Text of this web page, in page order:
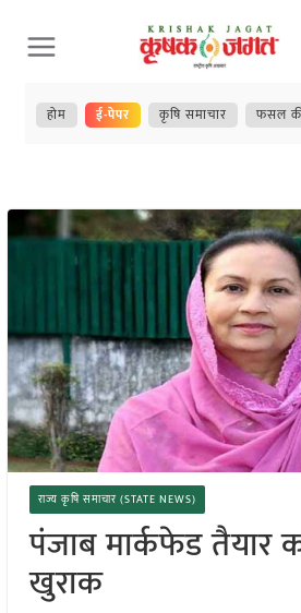
Skip
to
content
होम ई-पेपर कृषि समाचार फसल
राज्य कृषि समाचार (STATE NEWS)
पंजाब मार्कफेड तैयार
खुराक